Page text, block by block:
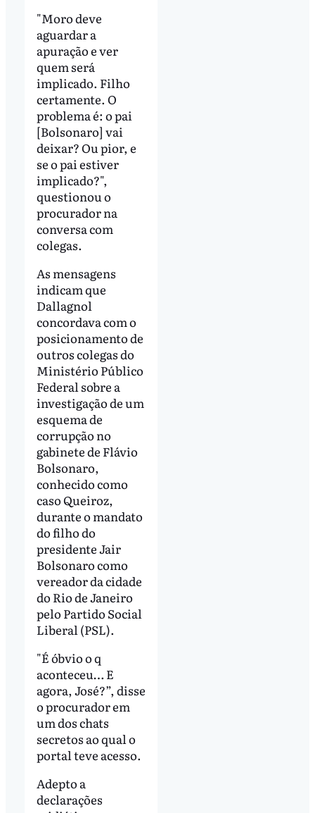
"Moro deve
aguardar a
apuração e ver
quem será
implicado. Filho
certamente. O
problema é: o pai
[Bolsonaro] vai
deixar? Ou pior, e
se o pai estiver
implicado?",
questionou o
procurador na
conversa com
colegas.
As mensagens
indicam que
Dallagnol
concordava com o
posicionamento de
outros colegas do
Ministério Público
Federal sobre a
investigação de um
esquema de
corrupção no
gabinete de Flávio
Bolsonaro,
conhecido como
caso Queiroz,
durante o mandato
do filho do
presidente Jair
Bolsonaro como
vereador da cidade
do Rio de Janeiro
pelo Partido Social
Liberal (PSL).
"É óbvio o q
aconteceu… E
agora, José?”, disse
o procurador em
um dos chats
secretos ao qual o
portal teve acesso.
Adepto a
declarações